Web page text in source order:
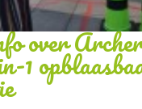
over
1